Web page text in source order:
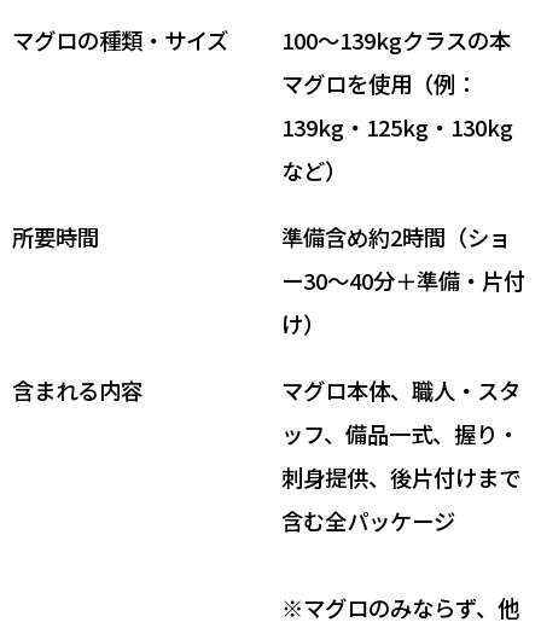
マグロの種類・サイズ
100〜139kgクラスの本
マグロを使用（例：
139kg・125kg・130kg
など）
所要時間
準備含め約2時間（ショ
ー30〜40分＋準備・片付
け）
含まれる内容
マグロ本体、職人・スタ
ッフ、備品一式、握り・
刺身提供、後片付けまで
含む全パッケージ
※マグロのみならず、他